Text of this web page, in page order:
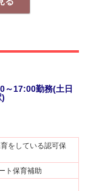
～17:00勤務(土日
)
をしている認可保
ト保育補助